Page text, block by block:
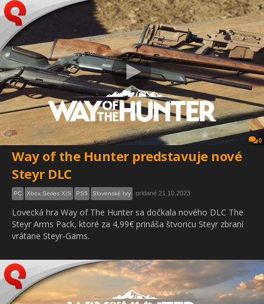
0
Way of the Hunter predstavuje nové
Steyr DLC
PC Xbox Series X|S PS5 Slovenské hry pridané 21.10.2023
Lovecká hra Way of The Hunter sa dočkala nového DLC The
Steyr Arms Pack, ktoré za 4,99€ prináša štvoricu Steyr zbraní
vrátane Steyr-Gams.